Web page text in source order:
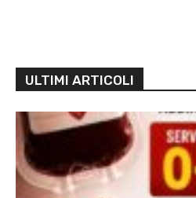
ULTIMI ARTICOLI